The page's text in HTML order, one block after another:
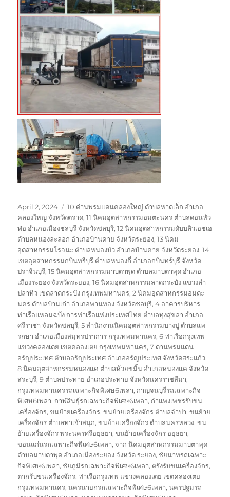
Posted
on
April 2, 2024 Tags
10 ด่านพรมแดนคลองใหญ่ ตำบลหาดเล็ก อำเภอ
คลองใหญ่ จังหวัดตราด,11 นิคมอุตสาหกรรมอมตะนคร ตำบลดอนหัว
ฬอ อำเภอเมืองชลบุรี จังหวัดชลบุรี,12 นิคมอุตสาหกรรมดับบลิวเอชเอ
ตำบลหนองละลอก อำเภอบ้านค่าย จังหวัดระยอง,13 นิคม
อุตสาหกรรมโรจนะ ตำบลหนองบัว อำเภอบ้านค่าย จังหวัดระยอง,14
เขตอุตสาหกรรมกบินทรืบุรี ตำบลหนองกี่ อำเภอกบินทร์บุรี จังหวัด
ปราจีนบุรี,15 นิคมอุตสาหกรรมมาบตาพุด ตำบลมาบตาพุด อำเภอ
เมืองระยอง จังหวัดระยอง,16 นิคมอุตสาหกรรมลาดกระบัง แขวงลำ
ปลาทิว เขตลาดกระบัง กรุงเทพมหานคร,2 นิคมอุตสาหกรรมอมตะ
นคร ตำบลบ้านเก่า อำเภอพานทอง จังหวัดชลบุรี,4 อาคารบริหาร
ท่าเรือแหลมฉบัง การท่าเรือแห่งประเทศไทย ตำบลทุ่งสุขลา อำเภอ
ศรีราชา จังหวัดชลบุรี,5 สำนักงานนิคมอุตสาหกรรมบางปู ตำบลแพ
รกษา อำเภอเมืองสมุทรปราการ กรุงเทพมหานคร,6 ท่าเรือกรุงเทพ
แขวงคลองเตย เขตคลองเตย กรุงเทพมหานคร,7 ด่านพรมแดน
อรัญประเทศ ตำบลอรัญประเทศ อำเภออรัญประเทศ จังหวัดสระแก้ว,
8 นิคมอุตสาหกรรมหนองแค ตำบลห้วยขมิ้น อำเภอหนองแค จังหวัด
สระบุรี,9 ตำบลประทาย อำเภอประทาย จังหวัดนครราชสีมา,
กรุงเทพมหานครรถเฉพาะกิจพิเศษ6เพลา, กาญจนบุรีรถเฉพาะกิจ
พิเศษ6เพลา, กาฬสินธุ์รถเฉพาะกิจพิเศษ6เพลา, กำแพงเพชรรับขน
เครื่องจักร,ขนย้ายเครื่องจักร,ขนย้ายเครื่องจักร ตำบลจำปา,ขนย้าย
เครื่องจักร ตำบลท่าเจ้าสนุก,ขนย้ายเครื่องจักร ตำบลนครหลวง,ขน
ย้ายเครื่องจักร พระนครศรีอยุธยา,ขนย้ายเครื่องจักร อยุธยา,
ขอนแก่นรถเฉพาะกิจพิเศษ6เพลา, จาก นิคมอุตสาหกรรมมาบตาพุด
ตำบลมาบตาพุด อำเภอเมืองระยอง จังหวัด ระยอง, ชัยนาทรถเฉพาะ
กิจพิเศษ6เพลา, ชัยภูมิรถเฉพาะกิจพิเศษ6เพลา, ตรังรับขนเครื่องจักร,
ตากรับขนเครื่องจักร,ท่าเรือกรุงเทพ แขวงคลองเตย เขตคลองเตย
กรุงเทพมหานคร,นครนายกรถเฉพาะกิจพิเศษ6เพลา,นครปฐมรถ